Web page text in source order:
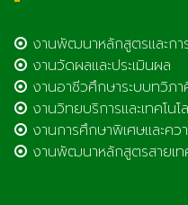
งานพัฒนาหลักสูตรและกา
งานวัดผลและประเมินผล
งานอาชีวศึกษาระบบทวิภ
งานวิทยบริการและเทคโน
งานการศึกษาพิเศษและค
งานพัฒนาหลักสูตรสายเท